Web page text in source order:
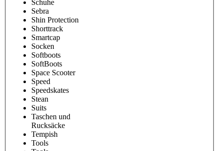
Schuhe
Sebra
Shin Protection
Shorttrack
Smartcap
Socken
Softboots
SoftBoots
Space Scooter
Speed
Speedskates
Stean
Suits
Taschen und
Rucksäcke
Tempish
Tools